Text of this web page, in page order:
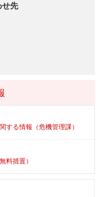
せ先
する情報（危機管理課）
料措置）